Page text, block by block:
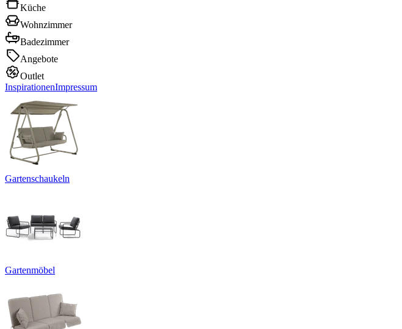
Küche
Wohnzimmer
Badezimmer
Angebote
Outlet
InspirationenImpressum
Gartenschaukeln
Gartenmöbel